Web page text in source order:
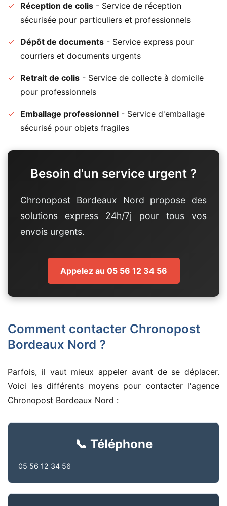
✓ Réception de colis - Service de réception
sécurisée pour particuliers et professionnels
✓ Dépôt de documents - Service express pour
courriers et documents urgents
✓ Retrait de colis - Service de collecte à domicile
pour professionnels
✓ Emballage professionnel - Service d'emballage
sécurisé pour objets fragiles
Besoin d'un service urgent ?
Chronopost Bordeaux Nord propose des
solutions express 24h/7j pour tous vos
envois urgents.
Appelez au 05 56 12 34 56
Comment contacter Chronopost
Bordeaux Nord ?
Parfois, il vaut mieux appeler avant de se déplacer.
Voici les différents moyens pour contacter l'agence
Chronopost Bordeaux Nord :
📞 Téléphone
05 56 12 34 56